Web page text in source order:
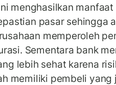
menghasilkan manfaat
pasar sehingga
memperoleh
Sementara bank
lebih sehat karena
memiliki pembeli yang